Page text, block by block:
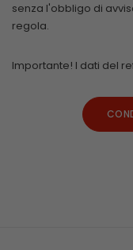
senza l'obbligo di
regola.
Importante! I dati del